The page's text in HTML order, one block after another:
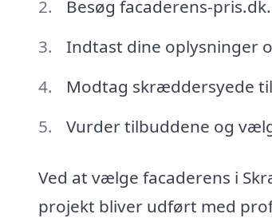
Besøg facaderens-pris.dk.
Indtast dine oplysninger
Modtag skræddersyede
Vurder tilbuddene og
Ved at vælge facaderens i
projekt bliver udført med